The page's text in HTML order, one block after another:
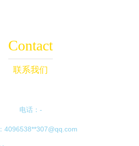
Contact
联系我们
电话：-
4096538**307@qq.com